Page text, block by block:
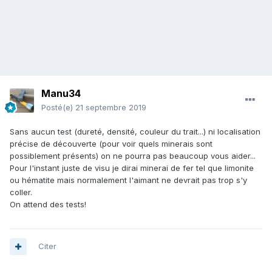
Manu34
Posté(e) 21 septembre 2019
Sans aucun test (dureté, densité, couleur du trait...) ni localisation
précise de découverte (pour voir quels minerais sont
possiblement présents) on ne pourra pas beaucoup vous aider...
Pour l'instant juste de visu je dirai minerai de fer tel que limonite
ou hématite mais normalement l'aimant ne devrait pas trop s'y
coller.
On attend des tests!
Citer